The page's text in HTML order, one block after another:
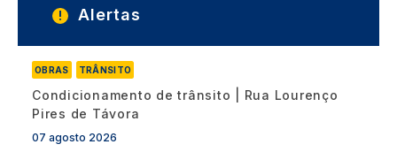
Alertas
OBRAS TRÂNSITO
Condicionamento de trânsito | Rua Lourenço
Pires de Távora
07 agosto 2026